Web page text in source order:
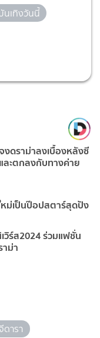
นเทิงวันนี้
งดราม่าลงเบื้องหลังซี
ละตกลงกับทางค่าย
หม่เป็นป๊อปสตาร์สุดปัง
วิร์ส2024 ร่วมแฟชั่น
ม่า
ดารา